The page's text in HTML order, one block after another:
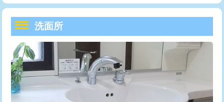
洗面台設置 38,500円
追加人工
廃棄・処分 現場見積
※給水管工事は20mmまでの価格です。
給水管工事※（保温材使用（バンド止
め込み）)
5,500円
給水管工事※（土の掘削・埋め戻し作
業)
11,000円
給水管工事※（塩ビ管（VP・HI）使
用/3ｍまで)
33,000円
給水管工事※（塩ビ管（VP・HI）使
トーラー機使用/3mまで
追加トーラー機使用/3m超え +3,300円
カメラ調査 33,000円
桝清掃
洗面所